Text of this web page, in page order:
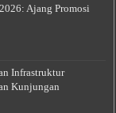
Ajang Promosi
Infrastruktur
Kunjungan